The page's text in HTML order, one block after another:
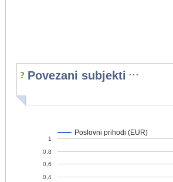
Povezani subjekti ...
Poslovni prihodi (EUR)
0,4
0,6
0,8
1